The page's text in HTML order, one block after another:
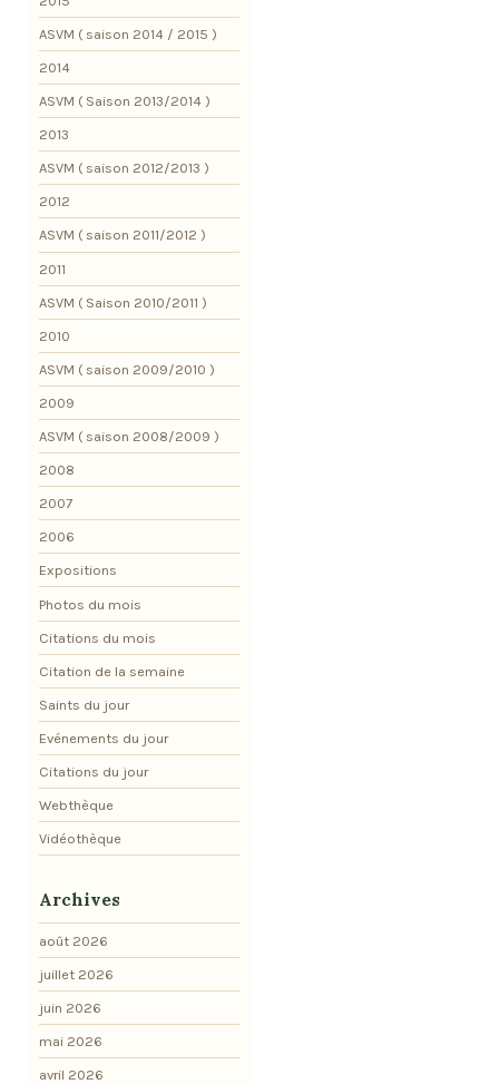
ASVM ( saison 2014 / 2015 )
2014
ASVM ( Saison 2013/2014 )
2013
ASVM ( saison 2012/2013 )
2012
ASVM ( saison 2011/2012 )
2011
ASVM ( Saison 2010/2011 )
2010
ASVM ( saison 2009/2010 )
2009
ASVM ( saison 2008/2009 )
2008
2007
2006
Expositions
Photos du mois
Citations du mois
Citation de la semaine
Saints du jour
Evénements du jour
Citations du jour
Webthèque
Vidéothèque
Archives
août 2026
juillet 2026
juin 2026
mai 2026
avril 2026